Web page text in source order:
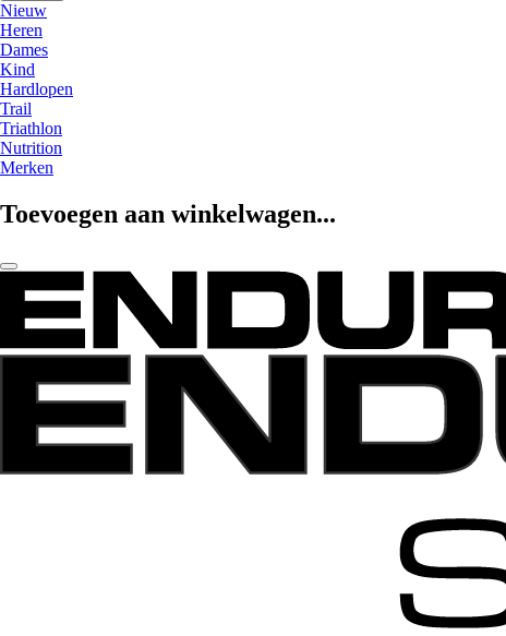
Nieuw
Heren
Dames
Kind
Hardlopen
Trail
Triathlon
Nutrition
Merken
Toevoegen aan winkelwagen...